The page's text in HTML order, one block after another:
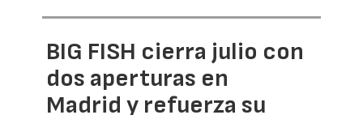
BIG FISH cierra julio con
dos aperturas en
Madrid y refuerza su